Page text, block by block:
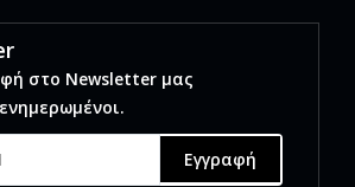
στο Newsletter μας
Εγγραφή